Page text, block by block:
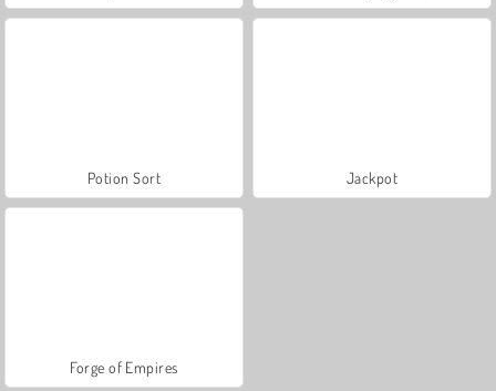
Potion Sort Jackpot
Forge of Empires